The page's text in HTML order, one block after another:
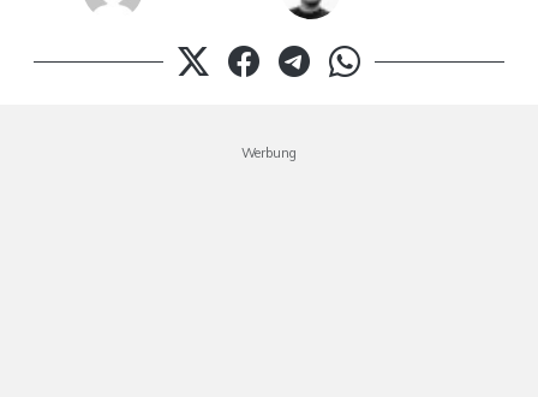
Werbung